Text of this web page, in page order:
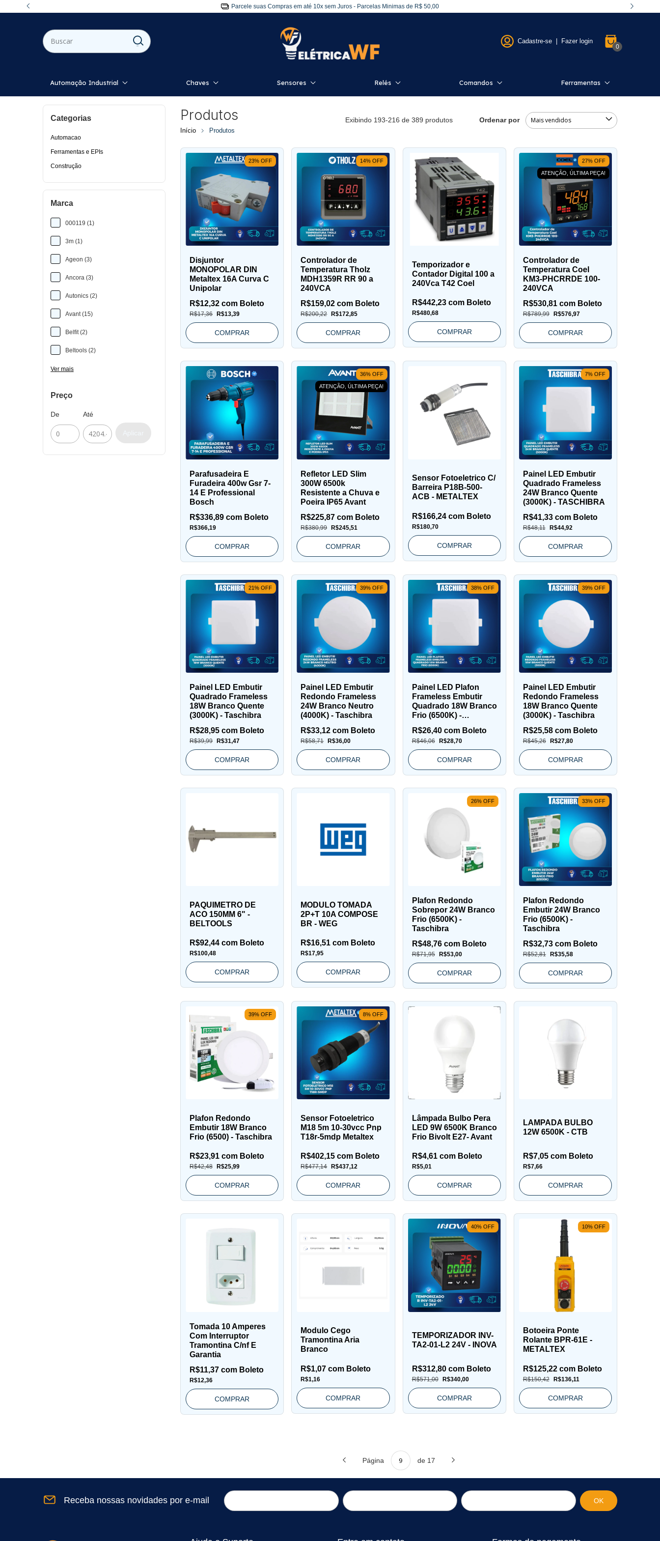
Frete grátis para São Paulo acima de R$ 399,00 - CONSULTE AS NOSSAS CONDIÇOES
Cadastre-se Fazer login
0
Automação Industrial Chaves Sensores Relés Comandos Ferramentas
Categorias
Automacao
Ferramentas e EPIs
Construção
Marca
000119 (1)
3m (1)
Ageon (3)
Ancora (3)
Autonics (2)
Avant (15)
Belfit (2)
Beltools (2)
Ver mais
Preço
De Até
Aplicar
Produtos
Início Produtos
Exibindo 193-216 de 389 produtos Ordenar por
23%OFF
Disjuntor
MONOPOLAR DIN
Metaltex 16A Curva C
Unipolar
R$17,36 R$13,39
R$12,32 com Boleto
COMPRAR
14% OFF
Controlador de
Temperatura Tholz
MDH1359R RR 90 a
240VCA
R$200,22 R$172,85
R$159,02com Boleto
COMPRAR
Temporizador e
Contador Digital 100 a
240Vca T42 Coel
R$480,68
R$442,23 com Boleto
COMPRAR
27% OFF
ATENÇÃO, ÚLTIMA PEÇA!
Controlador de
Temperatura Coel
KM3-PHCRRDE 100-
240VCA
R$789,99 R$576,97
R$530,81 com Boleto
COMPRAR
Parafusadeira E
Furadeira 400w Gsr 7-
14 E Professional
Bosch
R$366,19
R$336,89 com Boleto
COMPRAR
36% OFF
ATENÇÃO, ÚLTIMA PEÇA!
Refletor LED Slim
300W 6500k
Resistente a Chuva e
Poeira IP65 Avant
R$380,99 R$245,51
R$225,87com Boleto
COMPRAR
Sensor Fotoeletrico C/
Barreira P18B-500-
ACB - METALTEX
R$180,70
R$166,24 com Boleto
COMPRAR
7% OFF
Painel LED Embutir
Quadrado Frameless
24W Branco Quente
(3000K) - TASCHIBRA
R$48,11 R$44,92
R$41,33 com Boleto
COMPRAR
21%OFF
Painel LED Embutir
Quadrado Frameless
18W Branco Quente
(3000K) - Taschibra
R$39,99 R$31,47
R$28,95 com Boleto
COMPRAR
39% OFF
Painel LED Embutir
Redondo Frameless
24W Branco Neutro
(4000K) - Taschibra
R$58,71 R$36,00
R$33,12com Boleto
COMPRAR
38% OFF
Painel LED Plafon
Frameless Embutir
Quadrado 18W Branco
Frio (6500K) -
R$46,06 R$28,70
R$26,40 com Boleto
COMPRAR
39% OFF
Painel LED Embutir
Redondo Frameless
18W Branco Quente
(3000K) - Taschibra
R$45,26 R$27,80
R$25,58 com Boleto
COMPRAR
PAQUIMETRO DE
ACO 150MM 6" -
BELTOOLS
R$100,48
R$92,44 com Boleto
COMPRAR
MODULO TOMADA
2P+T 10A COMPOSE
BR - WEG
R$17,95
R$16,51com Boleto
COMPRAR
26% OFF
Plafon Redondo
Sobrepor 24W Branco
Frio (6500K) -
Taschibra
R$71,95 R$53,00
R$48,76 com Boleto
COMPRAR
33% OFF
Plafon Redondo
Embutir 24W Branco
Frio (6500K) -
Taschibra
R$52,81 R$35,58
R$32,73 com Boleto
COMPRAR
39%OFF
Plafon Redondo
Embutir 18W Branco
Frio (6500) - Taschibra
R$42,48 R$25,99
R$23,91 com Boleto
COMPRAR
8% OFF
Sensor Fotoeletrico
M18 5m 10-30vcc Pnp
T18r-5mdp Metaltex
R$477,14 R$437,12
R$402,15com Boleto
COMPRAR
Lâmpada Bulbo Pera
LED 9W 6500K Branco
Frio Bivolt E27- Avant
R$5,01
R$4,61 com Boleto
COMPRAR
LAMPADA BULBO
12W 6500K - CTB
R$7,66
R$7,05 com Boleto
COMPRAR
Tomada 10 Amperes
Com Interruptor
Tramontina C/nf E
Garantia
R$12,36
R$11,37 com Boleto
COMPRAR
Modulo Cego
Tramontina Aria
Branco
R$1,16
R$1,07com Boleto
COMPRAR
40% OFF
TEMPORIZADOR INV-
TA2-01-L2 24V - INOVA
R$571,00 R$340,00
R$312,80 com Boleto
COMPRAR
10% OFF
Botoeira Ponte
Rolante BPR-61E -
METALTEX
R$150,42 R$136,11
R$125,22 com Boleto
COMPRAR
Página de 17
Receba nossas novidades por e-mail